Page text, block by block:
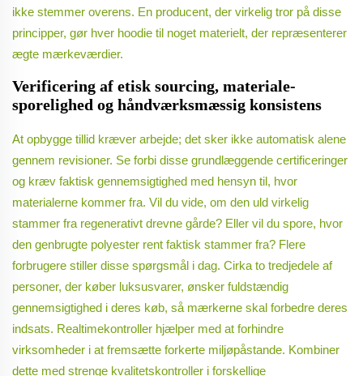
ikke stemmer overens. En producent, der virkelig tror på disse
principper, gør hver hoodie til noget materielt, der repræsenterer
ægte mærkeværdier.
Verificering af etisk sourcing, materiale-
sporelighed og håndværksmæssig konsistens
At opbygge tillid kræver arbejde; det sker ikke automatisk alene
gennem revisioner. Se forbi disse grundlæggende certificeringer
og kræv faktisk gennemsigtighed med hensyn til, hvor
materialerne kommer fra. Vil du vide, om den uld virkelig
stammer fra regenerativt drevne gårde? Eller vil du spore, hvor
den genbrugte polyester rent faktisk stammer fra? Flere
forbrugere stiller disse spørgsmål i dag. Cirka to tredjedele af
personer, der køber luksusvarer, ønsker fuldstændig
gennemsigtighed i deres køb, så mærkerne skal forbedre deres
indsats. Realtimekontroller hjælper med at forhindre
virksomheder i at fremsætte forkerte miljøpåstande. Kombiner
dette med strenge kvalitetskontroller i forskellige